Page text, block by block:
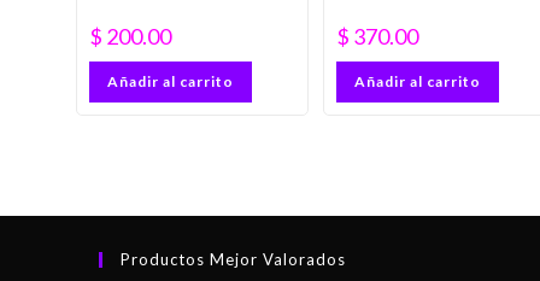
$ 200.00
Añadir al carrito
$ 370.00
Añadir al carrito
Productos Mejor Valorados